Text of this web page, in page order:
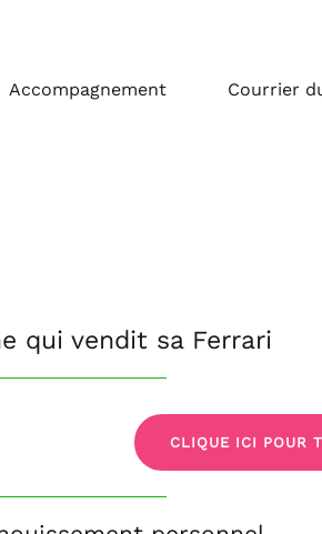
Accompagnement Courrier
qui vendit sa Ferrari
CLIQUE ICI POUR